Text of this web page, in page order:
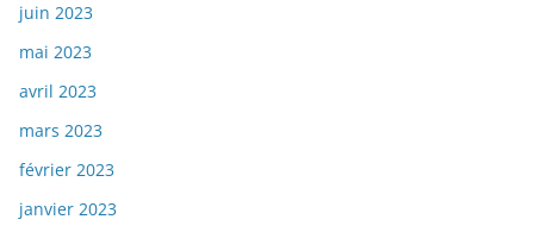
juin 2023
mai 2023
avril 2023
mars 2023
février 2023
janvier 2023